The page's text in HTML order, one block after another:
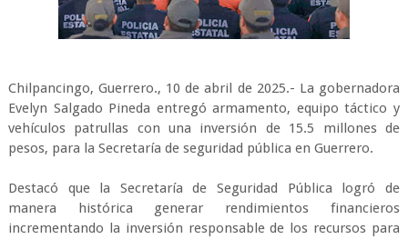
Chilpancingo, Guerrero., 10 de abril de 2025.- La gobernadora
Evelyn Salgado Pineda entregó armamento, equipo táctico y
vehículos patrullas con una inversión de 15.5 millones de
pesos, para la Secretaría de seguridad pública en Guerrero.
Destacó que la Secretaría de Seguridad Pública logró de
manera histórica generar rendimientos financieros
incrementando la inversión responsable de los recursos para